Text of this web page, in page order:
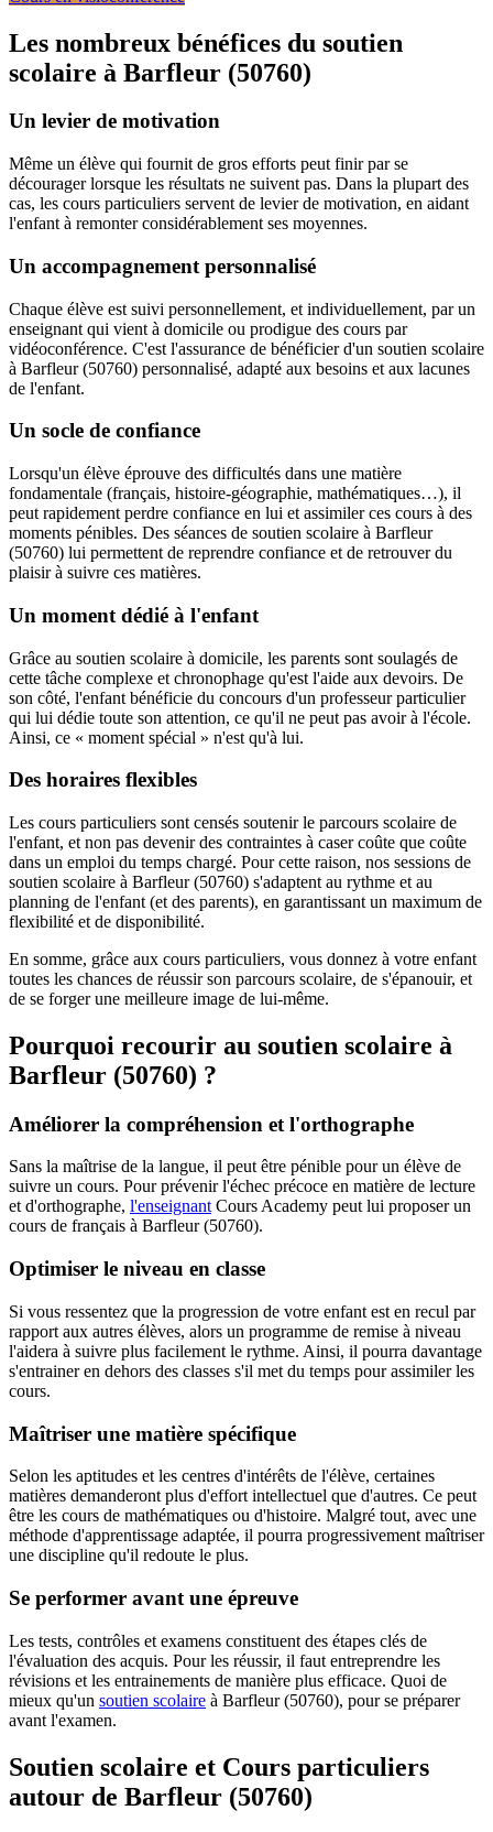
Les nombreux bénéfices du soutien
scolaire à Barfleur (50760)
Un levier de motivation
Même un élève qui fournit de gros efforts peut finir par se
décourager lorsque les résultats ne suivent pas. Dans la plupart des
cas, les cours particuliers servent de levier de motivation, en aidant
l'enfant à remonter considérablement ses moyennes.
Un accompagnement personnalisé
Chaque élève est suivi personnellement, et individuellement, par un
enseignant qui vient à domicile ou prodigue des cours par
vidéoconférence. C'est l'assurance de bénéficier d'un soutien scolaire
à Barfleur (50760) personnalisé, adapté aux besoins et aux lacunes
de l'enfant.
Un socle de confiance
Lorsqu'un élève éprouve des difficultés dans une matière
fondamentale (français, histoire-géographie, mathématiques…), il
peut rapidement perdre confiance en lui et assimiler ces cours à des
moments pénibles. Des séances de soutien scolaire à Barfleur
(50760) lui permettent de reprendre confiance et de retrouver du
plaisir à suivre ces matières.
Un moment dédié à l'enfant
Grâce au soutien scolaire à domicile, les parents sont soulagés de
cette tâche complexe et chronophage qu'est l'aide aux devoirs. De
son côté, l'enfant bénéficie du concours d'un professeur particulier
qui lui dédie toute son attention, ce qu'il ne peut pas avoir à l'école.
Ainsi, ce « moment spécial » n'est qu'à lui.
Des horaires flexibles
Les cours particuliers sont censés soutenir le parcours scolaire de
l'enfant, et non pas devenir des contraintes à caser coûte que coûte
dans un emploi du temps chargé. Pour cette raison, nos sessions de
soutien scolaire à Barfleur (50760) s'adaptent au rythme et au
planning de l'enfant (et des parents), en garantissant un maximum de
flexibilité et de disponibilité.
En somme, grâce aux cours particuliers, vous donnez à votre enfant
toutes les chances de réussir son parcours scolaire, de s'épanouir, et
de se forger une meilleure image de lui-même.
Pourquoi recourir au soutien scolaire à
Barfleur (50760) ?
Améliorer la compréhension et l'orthographe
Sans la maîtrise de la langue, il peut être pénible pour un élève de
suivre un cours. Pour prévenir l'échec précoce en matière de lecture
et d'orthographe, l'enseignantCours Academy peut lui proposer un
cours de français à Barfleur (50760).
Optimiser le niveau en classe
Si vous ressentez que la progression de votre enfant est en recul par
rapport aux autres élèves, alors un programme de remise à niveau
l'aidera à suivre plus facilement le rythme. Ainsi, il pourra davantage
s'entrainer en dehors des classes s'il met du temps pour assimiler les
cours.
Maîtriser une matière spécifique
Selon les aptitudes et les centres d'intérêts de l'élève, certaines
matières demanderont plus d'effort intellectuel que d'autres. Ce peut
être les cours de mathématiques ou d'histoire. Malgré tout, avec une
méthode d'apprentissage adaptée, il pourra progressivement maîtriser
une discipline qu'il redoute le plus.
Se performer avant une épreuve
Les tests, contrôles et examens constituent des étapes clés de
l'évaluation des acquis. Pour les réussir, il faut entreprendre les
révisions et les entrainements de manière plus efficace. Quoi de
mieux qu'un soutien scolaire à Barfleur (50760), pour se préparer
avant l'examen.
Soutien scolaire et Cours particuliers
autour de Barfleur (50760)